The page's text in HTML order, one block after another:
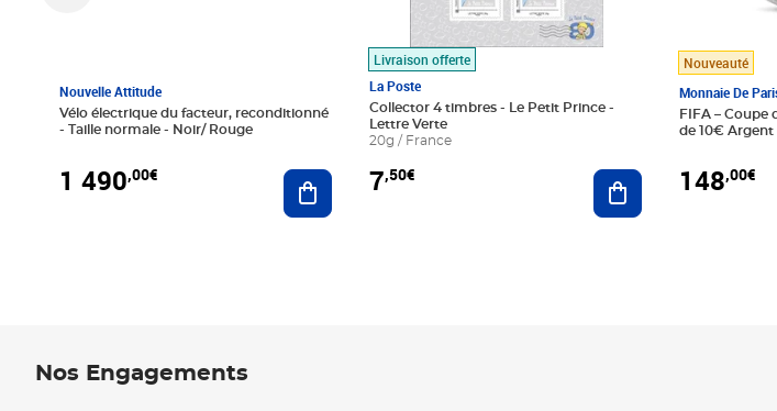
Nouvelle Attitude
Vélo électrique du facteur, reconditionné
- Taille normale - Noir/ Rouge
1 490,00€ Ajouter au panier
Livraison offerte
La Poste
Collector 4 timbres - Le Petit Prince -
Lettre Verte
20g / France
7,50€ Ajouter au panier
Nouveauté
Monnaie De
FIFA – Coupe
de 10€ Argent
148,00€
Nos Engagements